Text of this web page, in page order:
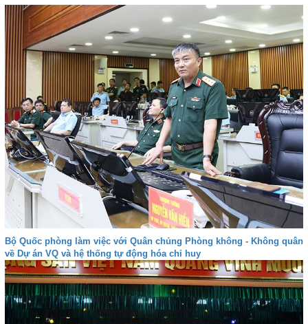
Bộ Quốc phòng làm việc với Quân chủng Phòng không - Không quân
về Dự án VQ và hệ thống tự động hóa chỉ huy